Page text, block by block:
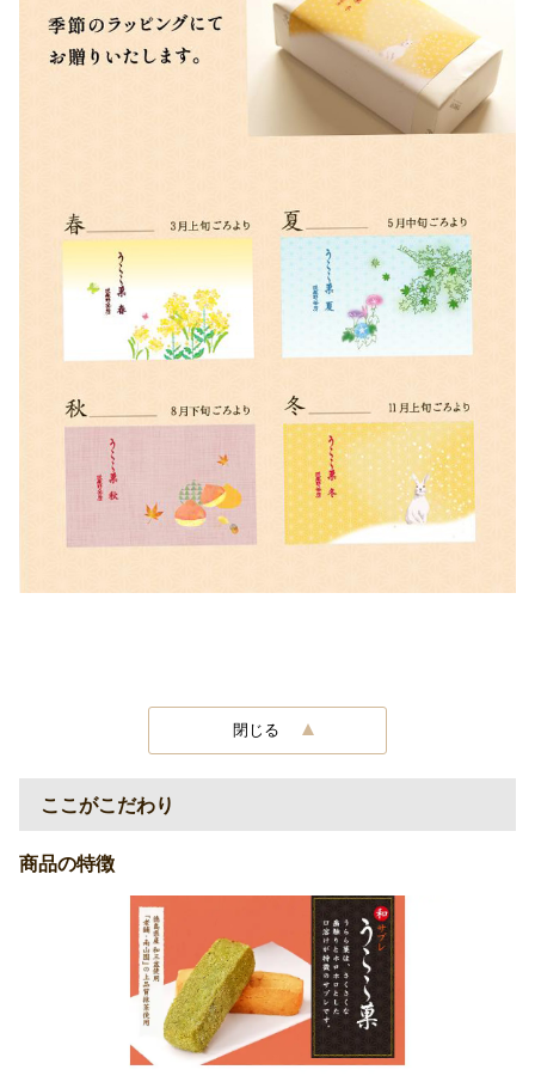
閉じる
ここがこだわり
商品の特徴